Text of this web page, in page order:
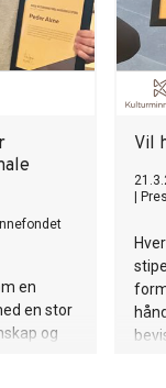
en
en stor
og
Vil